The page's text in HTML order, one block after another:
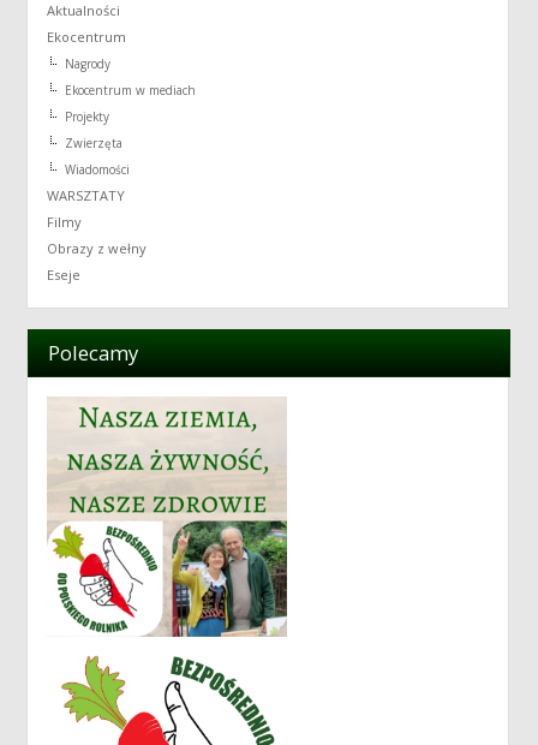
Aktualności
Ekocentrum
Nagrody
Ekocentrum w mediach
Projekty
Zwierzęta
Wiadomości
WARSZTATY
Filmy
Obrazy z wełny
Eseje
Polecamy